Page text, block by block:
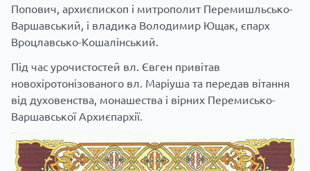
Попович, архиєпископ і митрополит Перемишльсько-
Варшавський, і владика Володимир Ющак, єпарх
Вроцлавсько-Кошалінський.
Під час урочистостей вл. Євген привітав
новохіротонізованого вл. Маріуша та передав вітання
від духовенства, монашества і вірних Перемисько-
Варшавської Архиєпархії.